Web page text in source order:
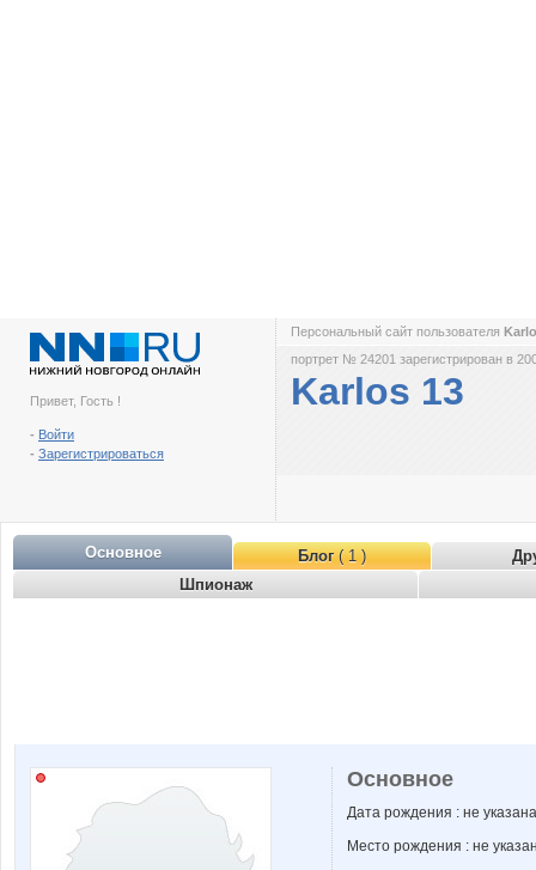
Привет, Гость !
- Войти
- Зарегистрироваться
Персональный сайт пользователя
портрет № 24201 зарегистрирован в
Karlos 13
Основное Блог( 1 )
Шпионаж
Основное
Дата рождения : не указана
Место рождения : не